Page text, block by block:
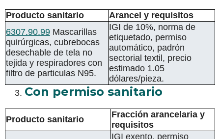
Producto sanitario
Arancel y requisitos
6307.90.99 Mascarillas
quirúrgicas, cubrebocas
desechable de tela no
tejida y respiradores con
filtro de particulas N95.
IGI de 10%, norma de
etiquetado, permiso
automático, padrón
sectorial textil, precio
estimado 1.05
dólares/pieza.
Con permiso sanitario
Producto sanitario
Fracción arancelaria y
requisitos
IGI exento, permiso